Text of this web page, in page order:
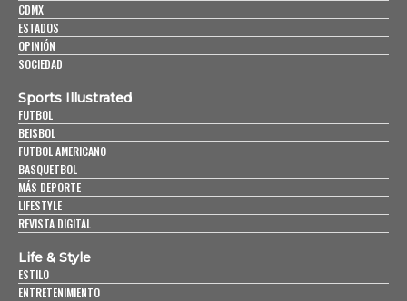
CDMX
ESTADOS
OPINIÓN
SOCIEDAD
Sports Illustrated
FUTBOL
BEISBOL
FUTBOL AMERICANO
BASQUETBOL
MÁS DEPORTE
LIFESTYLE
REVISTA DIGITAL
Life & Style
ESTILO
ENTRETENIMIENTO